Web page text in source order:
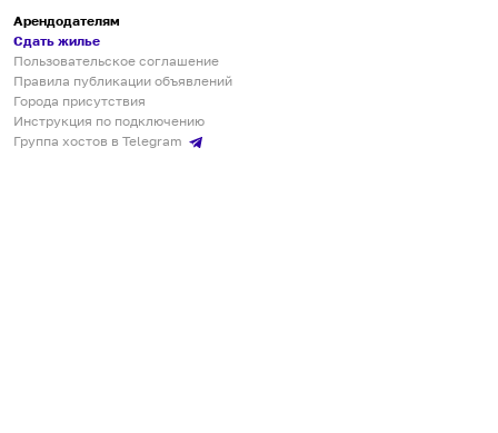
Арендодателям
Сдать жилье
Пользовательское соглашение
Правила публикации объявлений
Города присутствия
Инструкция по подключению
Группа хостов в Telegram